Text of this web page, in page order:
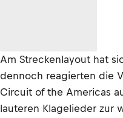
Am Streckenlayout hat
dennoch reagierten die
Circuit of the Americas
lauteren Klagelieder zur